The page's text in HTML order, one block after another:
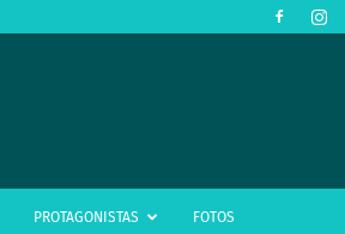
PROTAGONISTAS FOTOS